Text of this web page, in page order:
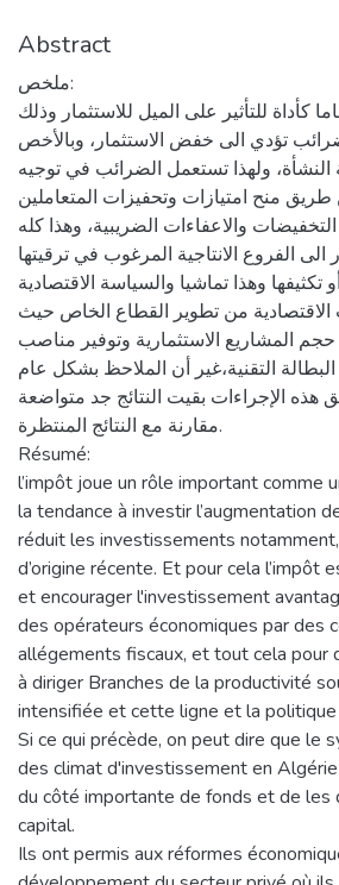
Abstract
ملخص:
كأداة للتأثير على الميل للاستثمار وذلك
تؤدي الى خفض الاستثمار، وبالأخص
النشأة، ولهذا تستعمل الضرائب في توجيه
منح امتيازات وتحفيزات المتعاملين
والاعفاءات الضريبية، وهذا كله
الفروع الانتاجية المرغوب في ترقيتها
أو تكثيفها وهذا تماشيا والسياسة الاقتصادية.
من تطوير القطاع الخاص حيث
المشاريع الاستثمارية وتوفير مناصب
التقنية،غير أن الملاحظ بشكل عام
هذه الإجراءات بقيت النتائج جد متواضعة
مقارنة مع النتائج المنتظرة.
Résumé:
l’impôt joue un rôle important comme
la tendance à investir l’augmentation
réduit les investissements
d’origine récente. Et pour cela l’impôt
et encourager l'investissement
des opérateurs économiques par des
allégements fiscaux, et tout cela pour
à diriger Branches de la productivité
intensifiée et cette ligne et la politique
Si ce qui précède, on peut dire que le
des climat d'investissement en
du côté importante de fonds et de les
capital.
Ils ont permis aux réformes